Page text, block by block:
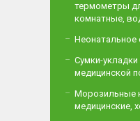
термометры
комнатные,
Неонатальное
Сумки-
медицинской
Морозильные
медицинские,